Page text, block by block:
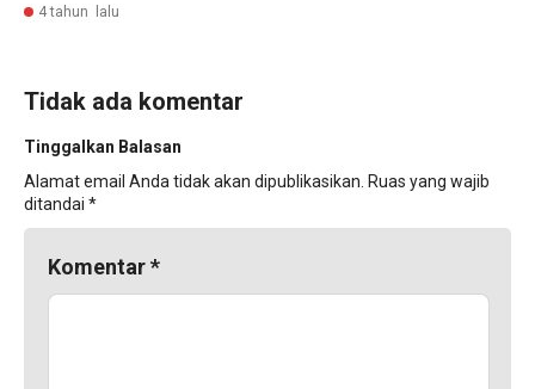
4 tahun lalu
Tidak ada komentar
Tinggalkan Balasan
Alamat email Anda tidak akan dipublikasikan. Ruas yang wajib
ditandai *
Komentar*